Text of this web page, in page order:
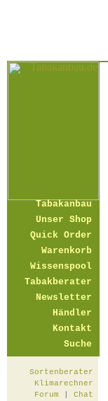
Tabakanbau
Unser Shop
Quick Order
Warenkorb
Wissenspool
Tabakberater
Newsletter
Händler
Kontakt
Suche
Sortenberater
Klimarechner
Forum
Chat